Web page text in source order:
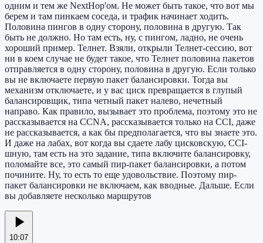
одним и тем же NextHop'ом. Не может быть такое, что вот мы
берем и там пинкаем соседа, и трафик начинает ходить.
Половина пингов в одну сторону, половина в другую. Так
быть не должно. Но там есть, ну, с пингом, ладно, не очень
хороший пример. Телнет. Взяли, открыли Телнет-сессию, вот
ни в коем случае не будет такое, что Телнет половина пакетов
отправляется в одну сторону, половина в другую. Если только
вы не включаете первую пакет балансировки. Тогда вы
механизм отключаете, и у вас циск превращается в глупый
балансировщик, типа четный пакет налево, нечетный
направо. Как правило, вызывает это проблема, поэтому это не
рассказывается на CCNA, рассказывается только на CCI, даже
не рассказывается, а как бы предполагается, что вы знаете это.
И даже на лабах, вот когда вы сдаете лабу цисковскую, CCI-
шную, там есть на это задание, типа включите балансировку,
поломайте все, это самый пир-пакет балансировки, а потом
почините. Ну, то есть то еще удовольствие. Поэтому пир-
пакет балансировки не включаем, как вводные. Дальше. Если
вы добавляете несколько маршрутов
10:07